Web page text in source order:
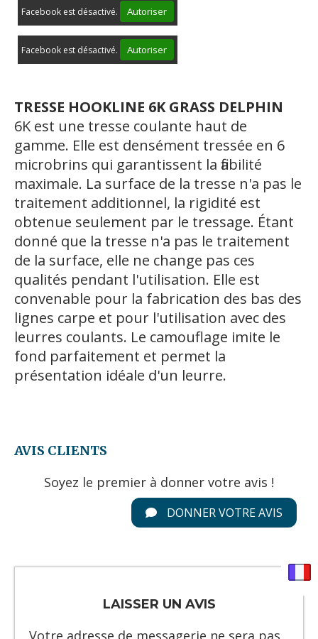
Facebook est désactivé. Autoriser
Facebook est désactivé. Autoriser
TRESSE HOOKLINE 6K GRASS DELPHIN
6K est une tresse coulante haut de
gamme. Elle est densément tressée en 6
microbrins qui garantissent la fiabilité
maximale. La surface de la tresse n'a pas le
traitement additionnel, la rigidité est
obtenue seulement par le tressage. Étant
donné que la tresse n'a pas le traitement
de la surface, elle ne change pas ces
qualités pendant l'utilisation. Elle est
convenable pour la fabrication des bas des
lignes carpe et pour l'utilisation avec des
leurres coulants. Le camouflage imite le
fond parfaitement et permet la
présentation idéale d'un leurre.
AVIS CLIENTS
Soyez le premier à donner votre avis !
DONNER VOTRE AVIS
LAISSER UN AVIS
Votre adresse de messagerie ne sera pas